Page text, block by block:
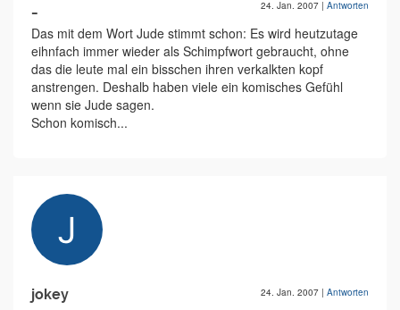
24. Jan. 2007 | Antworten
Das mit dem Wort Jude stimmt schon: Es wird heutzutage
eihnfach immer wieder als Schimpfwort gebraucht, ohne
das die leute mal ein bisschen ihren verkalkten kopf
anstrengen. Deshalb haben viele ein komisches Gefühl
wenn sie Jude sagen.
Schon komisch...
jokey 24. Jan. 2007 | Antworten